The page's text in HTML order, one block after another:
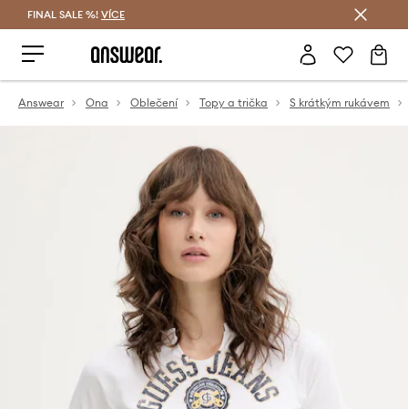
FINAL SALE %! VÍCE
Answear Ona Oblečení Topy a trička S krátkým rukávem